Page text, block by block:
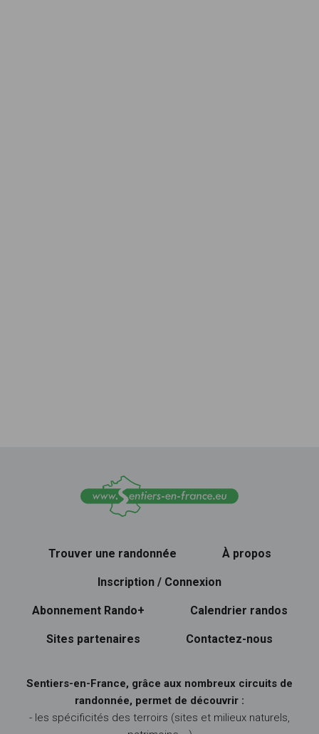
Trouver une randonnée À propos
Inscription / Connexion
Abonnement Rando+ Calendrier randos
Sites partenaires Contactez-nous
Sentiers-en-France, grâce aux nombreux circuits de
randonnée, permet de découvrir :
- les spécificités des terroirs (sites et milieux naturels,